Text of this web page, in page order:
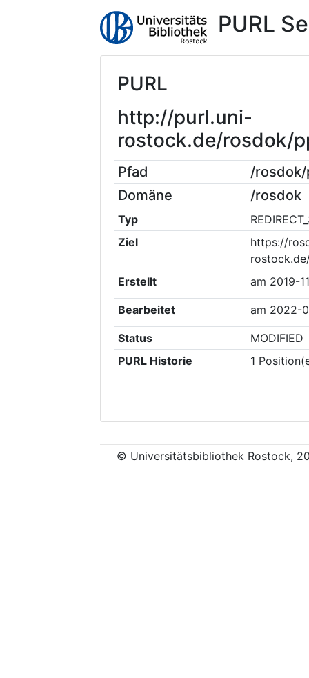
PURL
PURL
http://purl.uni-
rostock.de/rosdok/
Pfad
/
Domäne
/rosdok
Typ
Ziel
https://
Erstellt
am 2019-
Bearbeitet am 2022-
Status
MODIFIED
PURL Historie
1
© Universitätsbibliothek Rostock,